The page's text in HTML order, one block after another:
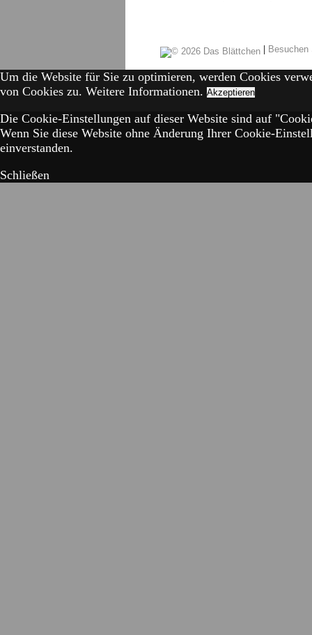
|
Um die Website für Sie zu optimieren, werden Cookies
von Cookies zu. Weitere Informationen. Akzeptieren
Die Cookie-Einstellungen auf dieser Website sind auf
Wenn Sie diese Website ohne Änderung Ihrer Cookie-
einverstanden.
Schließen